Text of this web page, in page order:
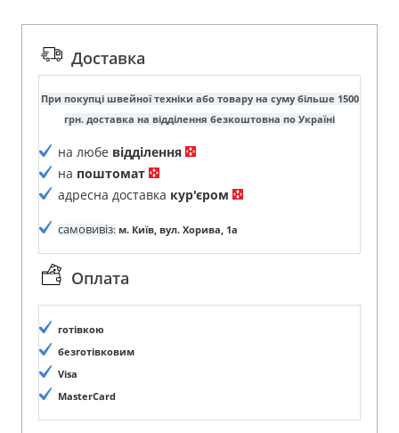
Доставка
При покупці швейної техніки або товару на суму більше 1500
грн. доставка на відділення безкоштовна по Україні
на любе відділення
на поштомат
адресна доставка кур'єром
самовивіз: м. Київ, вул. Хорива, 1а
Оплата
готівкою
безготівковим
Visa
MasterCard